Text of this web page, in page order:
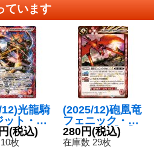
ています
光龍騎
ット・ア
ゴンXV
{BSC49-
(税込)
枚
(2025/12)砲凰竜
フェニック・キ
ャノンLT【M】
{BSC49-055}
280円(税込)
在庫数 29枚